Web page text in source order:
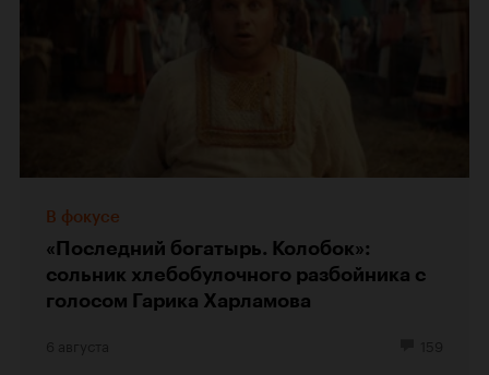
В фокусе
«Последний богатырь. Колобок»:
сольник хлебобулочного разбойника с
голосом Гарика Харламова